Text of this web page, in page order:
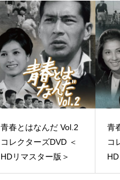
青春とはなんだ Vol.2
コレクターズDVD ＜
HDリマスター版＞
青
コ